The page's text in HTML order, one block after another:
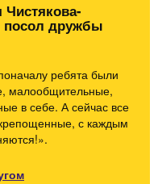
Чистякова-
посол дружбы
ребята были
малообщительные,
в себе. А сейчас все
с каждым